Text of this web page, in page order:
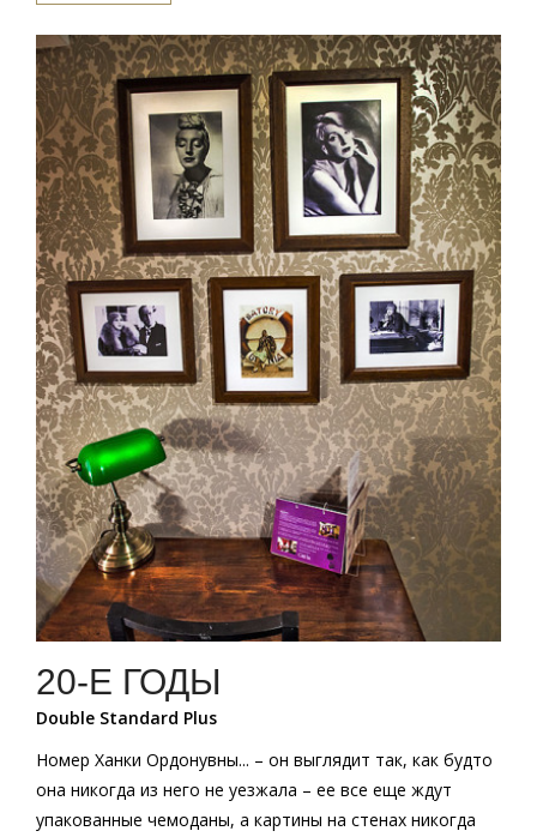
20-Е ГОДЫ
Double Standard Plus
Номер Ханки Ордонувны... – он выглядит так, как будто
она никогда из него не уезжала – ее все еще ждут
упакованные чемоданы, а картины на стенах никогда